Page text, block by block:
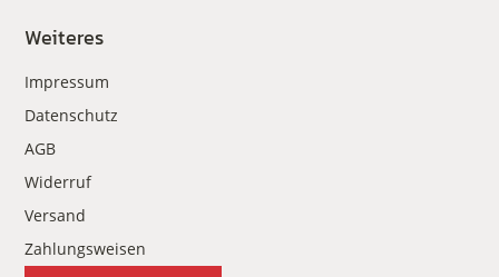
Weiteres
Impressum
Datenschutz
AGB
Widerruf
Versand
Zahlungsweisen